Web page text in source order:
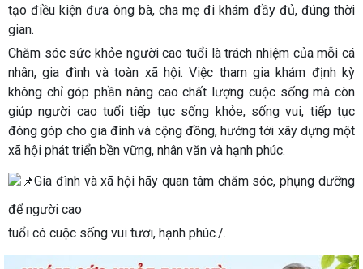
tạo điều kiện đưa ông bà, cha mẹ đi khám đầy đủ, đúng thời
gian.
Chăm sóc sức khỏe người cao tuổi là trách nhiệm của mỗi cá
nhân, gia đình và toàn xã hội. Việc tham gia khám định kỳ
không chỉ góp phần nâng cao chất lượng cuộc sống mà còn
giúp người cao tuổi tiếp tục sống khỏe, sống vui, tiếp tục
đóng góp cho gia đình và cộng đồng, hướng tới xây dựng một
xã hội phát triển bền vững, nhân văn và hạnh phúc.
Gia đình và xã hội hãy quan tâm chăm sóc, phụng dưỡng
để người cao
tuổi có cuộc sống vui tươi, hạnh phúc./.